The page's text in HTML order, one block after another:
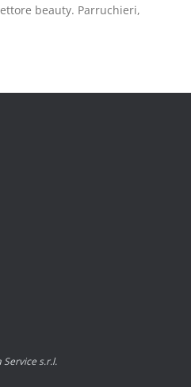
beauty. Parruchieri,
s.r.l.